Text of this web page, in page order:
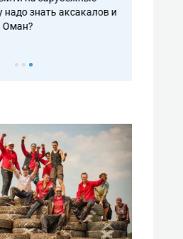
знать аксакалов и
Оман?